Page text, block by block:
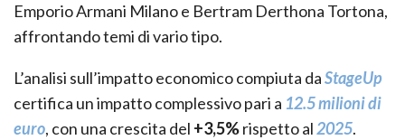
Emporio Armani Milano e Bertram Derthona Tortona,
affrontando temi di vario tipo.
L’analisi sull’impatto economico compiuta daStageUp
certifica un impatto complessivo pari a 12.5 milioni di
euro, con una crescita del +3,5%rispetto al2025.